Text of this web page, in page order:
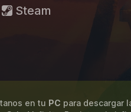
Steam
en tu PC para descargar